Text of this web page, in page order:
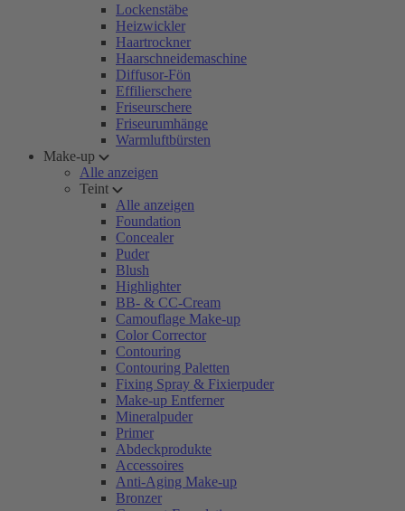
Lockenstäbe
Heizwickler
Haartrockner
Haarschneidemaschine
Diffusor-Fön
Effilierschere
Friseurschere
Friseurumhänge
Warmluftbürsten
Make-up
Alle anzeigen
Teint
Alle anzeigen
Foundation
Concealer
Puder
Blush
Highlighter
BB- & CC-Cream
Camouflage Make-up
Color Corrector
Contouring
Contouring Paletten
Fixing Spray & Fixierpuder
Make-up Entferner
Mineralpuder
Primer
Abdeckprodukte
Accessoires
Anti-Aging Make-up
Bronzer